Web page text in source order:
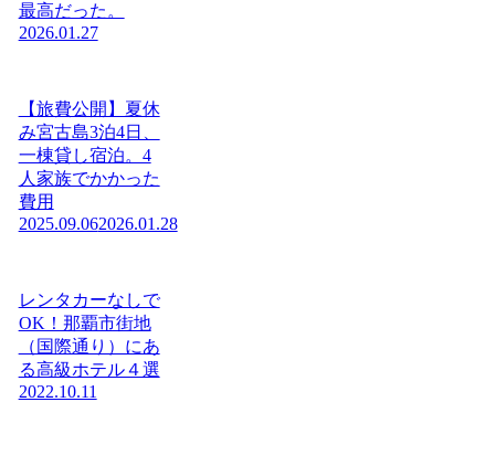
最高だった。
2026.01.27
【旅費公開】夏休
み宮古島3泊4日、
一棟貸し宿泊。4
人家族でかかった
費用
2025.09.062026.01.28
レンタカーなしで
OK！那覇市街地
（国際通り）にあ
る高級ホテル４選
2022.10.11